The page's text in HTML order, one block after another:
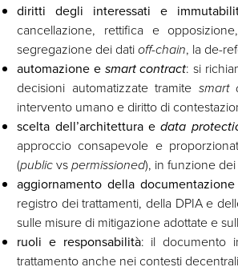
diritti degli interessati e
cancellazione, rettifica e
segregazione dei datioff-chain, la de-
automazione e smart contract: si
decisioni automatizzate tramite smart
intervento umano e diritto di
scelta dell’architettura edata
approccio consapevole e
(publicvspermissioned), in funzione
aggiornamento della documentazione
registro dei trattamenti, della DPIA e
sulle misure di mitigazione adottate e
ruoli e responsabilità: il documento
trattamento anche nei contesti